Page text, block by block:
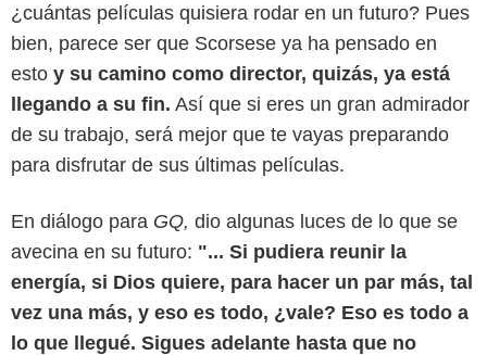
¿cuántas películas quisiera rodar en un futuro? Pues
bien, parece ser que Scorsese ya ha pensado en
esto y su camino como director, quizás, ya está
llegando a su fin. Así que si eres un gran admirador
de su trabajo, será mejor que te vayas preparando
para disfrutar de sus últimas películas.
En diálogo para GQ, dio algunas luces de lo que se
avecina en su futuro: "... Si pudiera reunir la
energía, si Dios quiere, para hacer un par más, tal
vez una más, y eso es todo, ¿vale? Eso es todo a
lo que llegué. Sigues adelante hasta que no